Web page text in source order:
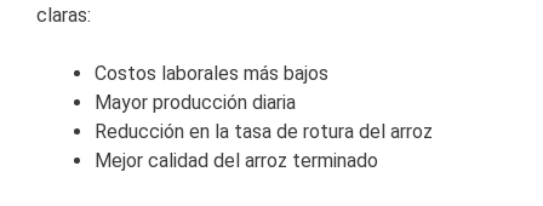
claras:
Costos laborales más bajos
Mayor producción diaria
Reducción en la tasa de rotura del arroz
Mejor calidad del arroz terminado